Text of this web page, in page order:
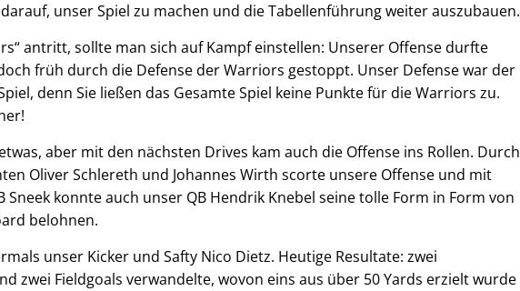
unser Spiel zu machen und die Tabellenführung weiter auszubauen.
antritt, sollte man sich auf Kampf einstellen: Unserer Offense durfte
früh durch die Defense der Warriors gestoppt. Unser Defense war der
denn Sie ließen das Gesamte Spiel keine Punkte für die Warriors zu.
aber mit den nächsten Drives kam auch die Offense ins Rollen. Durch
Oliver Schlereth und Johannes Wirth scorte unsere Offense und mit
Sneek konnte auch unser QB Hendrik Knebel seine tolle Form in Form von
belohnen.
unser Kicker und Safty Nico Dietz. Heutige Resultate: zwei
zwei Fieldgoals verwandelte, wovon eins aus über 50 Yards erzielt wurde